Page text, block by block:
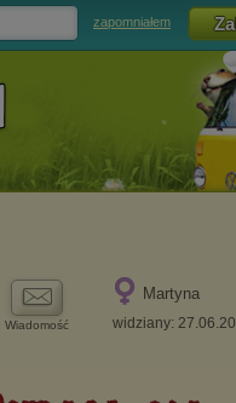
zapomniałem
Wiadomość
Martyna
widziany: